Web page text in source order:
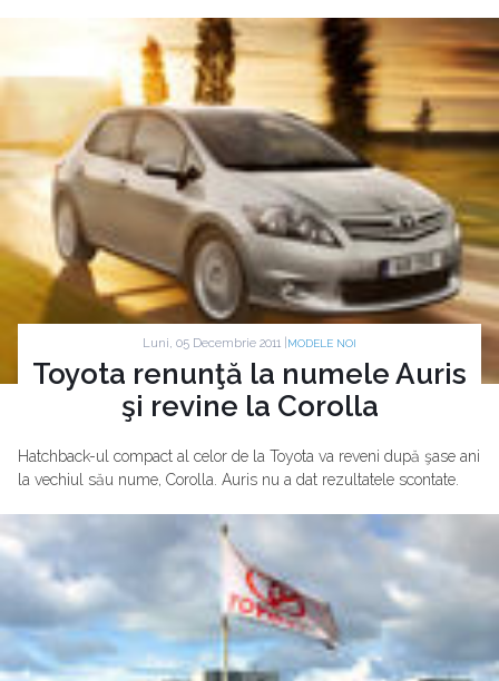
Luni, 05 Decembrie 2011 | MODELE NOI
Toyota renunţă la numele Auris
şi revine la Corolla
Hatchback-ul compact al celor de la Toyota va reveni după şase ani
la vechiul său nume, Corolla. Auris nu a dat rezultatele scontate.